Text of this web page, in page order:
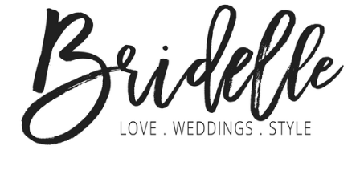
O NAS
KONTAKT
REKLAMA
ADVERTISING